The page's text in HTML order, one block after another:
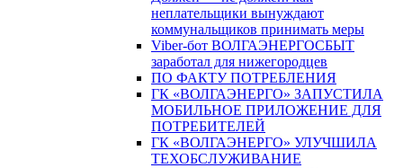
неплательщики вынуждают
коммунальщиков принимать меры
Viber-бот ВОЛГАЭНЕРГОСБЫТ
заработал для нижегородцев
ПО ФАКТУ ПОТРЕБЛЕНИЯ
ГК «ВОЛГАЭНЕРГО» ЗАПУСТИЛА
МОБИЛЬНОЕ ПРИЛОЖЕНИЕ ДЛЯ
ПОТРЕБИТЕЛЕЙ
ГК «ВОЛГАЭНЕРГО» УЛУЧШИЛА
ТЕХОБСЛУЖИВАНИЕ